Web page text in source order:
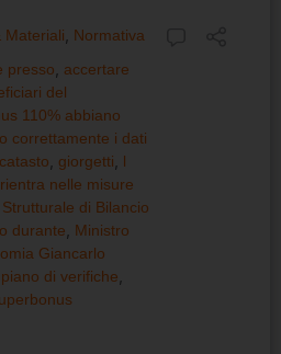
Materiali
Normativa
presso
accertare
del
110% abbiano
correttamente i dati
catasto giorgetti
l
nelle misure
di Bilancio
durante
Ministro
Giancarlo
piano di verifiche